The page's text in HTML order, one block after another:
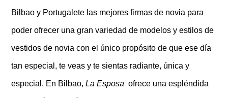
Bilbao y Portugalete las mejores firmas de novia para
poder ofrecer una gran variedad de modelos y estilos de
vestidos de novia con el único propósito de que ese día
tan especial, te veas y te sientas radiante, única y
especial. En Bilbao, La Esposa ofrece una espléndida